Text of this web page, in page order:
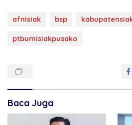
afnisiak bsp
ptbumisiakpusako
Baca Juga